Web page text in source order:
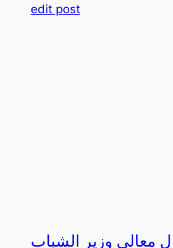
edit post
معالي وزير الشباب